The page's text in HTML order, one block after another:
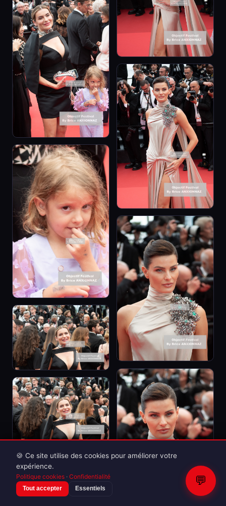
💬
🍪 Ce site utilise des cookies pour améliorer votre
expérience.
Politique cookies · Confidentialité
Tout accepter Essentiels